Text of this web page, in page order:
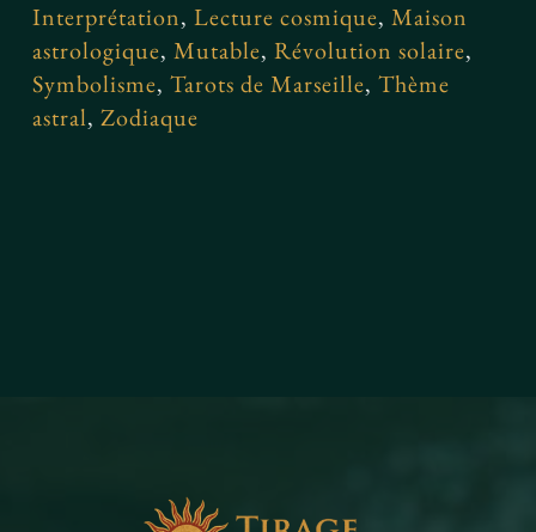
Interprétation,Lecture cosmique,Maison
astrologique,Mutable,Révolution solaire,
Symbolisme,Tarots de Marseille,Thème
astral,Zodiaque